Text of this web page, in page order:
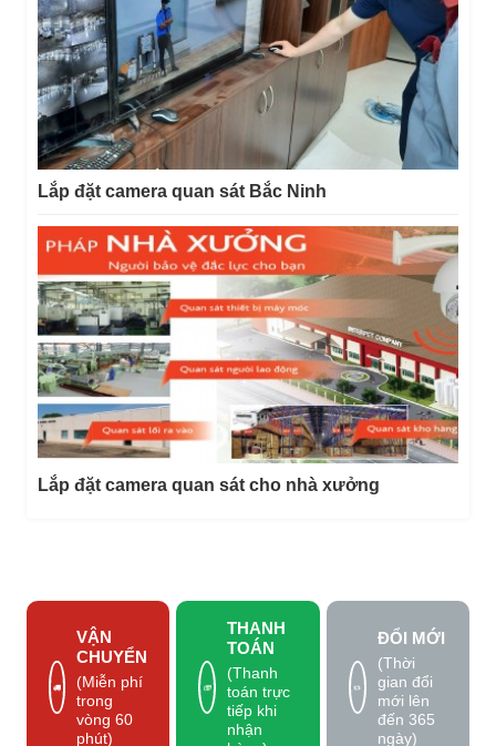
Lắp đặt camera quan sát Bắc Ninh
Lắp đặt camera quan sát cho nhà xưởng
VẬN
CHUYỂN
(Miễn phí
trong
vòng 60
phút)
THANH
TOÁN
(Thanh
toán trực
tiếp khi
nhận
ĐỔI MỚI
(Thời
gian đổi
mới lên
đến 365
ngày)